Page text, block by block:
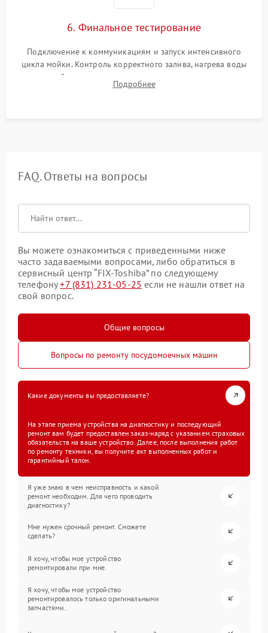
6. Финальное тестирование
Подключение к коммуникациям и запуск интенсивного
цикла мойки. Контроль корректного залива, нагрева воды
до нужной температуры, отсутствия посторонних шумов,
штатного слива и абсолютной сухости в поддоне.
Подробнее
FAQ. Ответы на вопросы
Вы можете ознакомиться с приведенными ниже
часто задаваемыми вопросами, либо обратиться в
сервисный центр “FIX-Toshiba” по следующему
телефону+7 (831) 231-05-25 если не нашли ответ на
свой вопрос.
Общие вопросы
Вопросы по ремонту посудомоечных машин
Какие документы вы предоставляете?
На этапе приема устройства на диагностику и последующий
ремонт вам будет предоставлен заказ-наряд с указанием страховых
обязательств на ваше устройство. Далее, после выполнения работ
по ремонту техники, вы получите акт выполненных работ и
гарантийный талон.
Я уже знаю в чем неисправность и какой
ремонт необходим. Для чего проводить
диагностику?
Мне нужен срочный ремонт. Сможете
сделать?
Я хочу, чтобы мое устройство
ремонтировали при мне.
Я хочу, чтобы мое устройство
ремонтировалось только оригинальными
запчастями.